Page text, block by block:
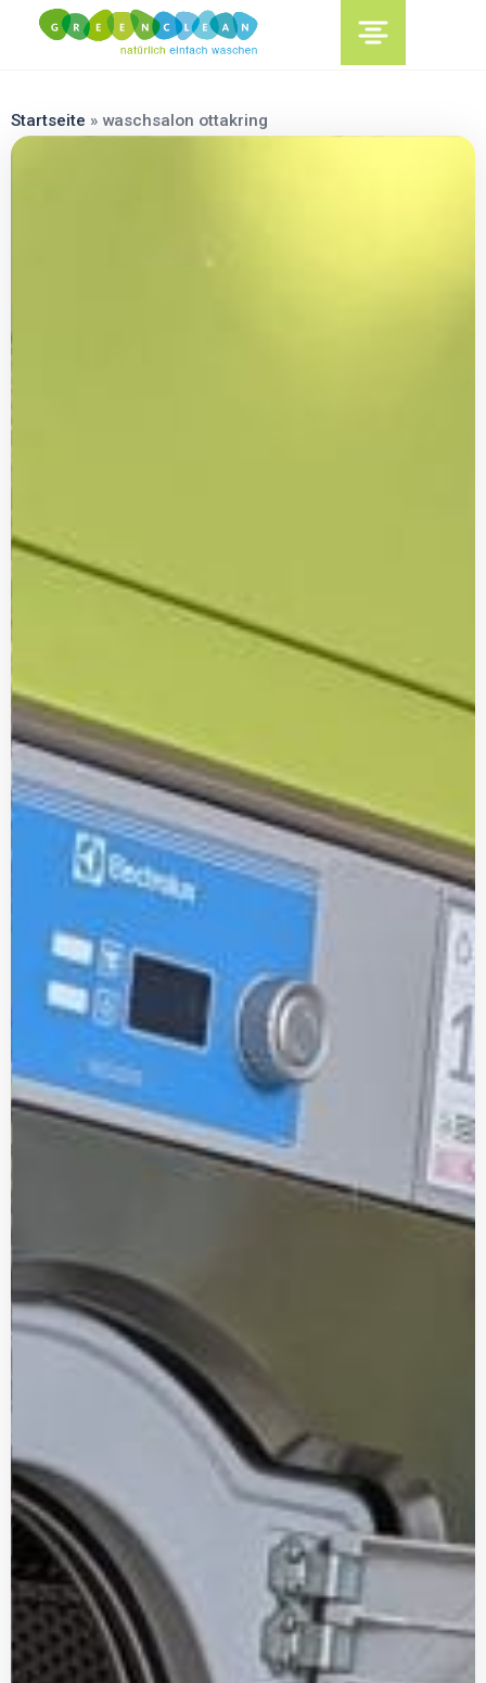
content
Startseite » waschsalon ottakring